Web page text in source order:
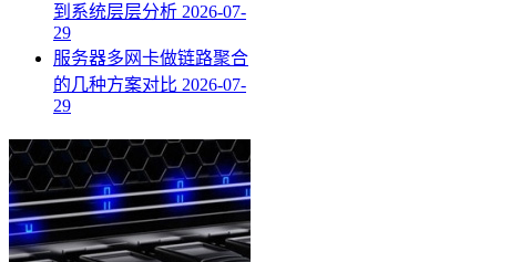
到系统层层分析 2026-07-
29
服务器多网卡做链路聚合
的几种方案对比 2026-07-
29